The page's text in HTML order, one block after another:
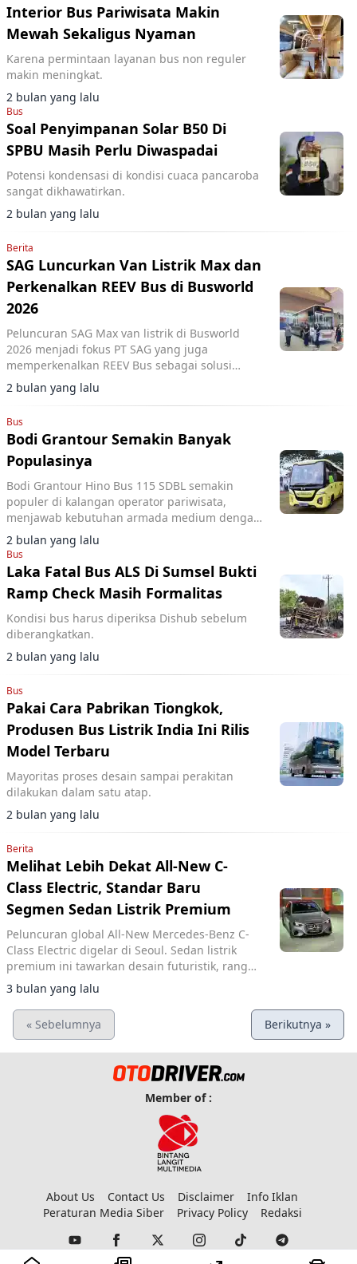
Interior Bus Pariwisata Makin
Mewah Sekaligus Nyaman
Karena permintaan layanan bus non reguler
makin meningkat.
2 bulan yang lalu
Bus
Soal Penyimpanan Solar B50 Di
SPBU Masih Perlu Diwaspadai
Potensi kondensasi di kondisi cuaca pancaroba
sangat dikhawatirkan.
2 bulan yang lalu
Berita
SAG Luncurkan Van Listrik Max dan
Perkenalkan REEV Bus di Busworld
2026
Peluncuran SAG Max van listrik di Busworld
2026 menjadi fokus PT SAG yang juga
memperkenalkan REEV Bus sebagai solusi
transportasi rendah emisi di Indonesia.
2 bulan yang lalu
Bus
Bodi Grantour Semakin Banyak
Populasinya
Bodi Grantour Hino Bus 115 SDBL semakin
populer di kalangan operator pariwisata,
menjawab kebutuhan armada medium dengan
desain nyaman dan efisien.
2 bulan yang lalu
Bus
Laka Fatal Bus ALS Di Sumsel Bukti
Ramp Check Masih Formalitas
Kondisi bus harus diperiksa Dishub sebelum
diberangkatkan.
2 bulan yang lalu
Bus
Pakai Cara Pabrikan Tiongkok,
Produsen Bus Listrik India Ini Rilis
Model Terbaru
Mayoritas proses desain sampai perakitan
dilakukan dalam satu atap.
2 bulan yang lalu
Berita
Melihat Lebih Dekat All-New C-
Class Electric, Standar Baru
Segmen Sedan Listrik Premium
Peluncuran global All-New Mercedes-Benz C-
Class Electric digelar di Seoul. Sedan listrik
premium ini tawarkan desain futuristik, range
762 km WLTP, MBUX Hyperscreen, dan
akselerasi 4 detik.
3 bulan yang lalu
« Sebelumnya Berikutnya »
Member of :
About Us Contact Us Disclaimer
Info Iklan
Peraturan Media Siber
Privacy Policy Redaksi